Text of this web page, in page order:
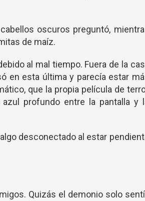
oscuros preguntó,
de maíz.
al mal tiempo. Fuera de la
en esta última y parecía estar
que la propia película de
profundo entre la pantalla y
desconectado al estar
Quizás el demonio solo